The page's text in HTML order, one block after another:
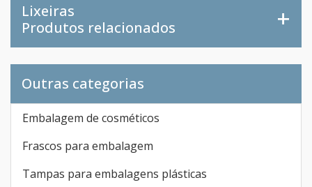
Lixeiras
Produtos relacionados
Outras categorias
Embalagem de cosméticos
Frascos para embalagem
Tampas para embalagens plásticas